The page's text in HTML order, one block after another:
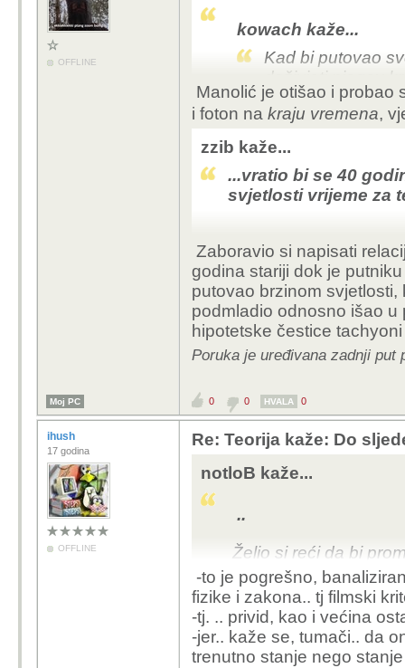
OFFLINE
kowach kaže...
Kad bi putovao
doživjeti njegov
Ne vjerujem da bi
Manolić je otišao i probao
i foton na kraju vremena,
zzib kaže...
...vratio bi se 40
svjetlosti vrijeme za
Zaboravio si napisati
godina stariji dok je
putovao brzinom
podmladio odnosno išao
hipotetske čestice
Poruka je uređivana zadnji put
Moj PC 0 0 HVALA 0
ihush
17 godina
OFFLINE
Re: Teorija kaže: Do
notloB kaže...
..
Želio si reći da bi
stariji dok je putniku
putovao brzinom
se podmladio
hipotetske čestice
-to je pogrešno,
fizike i zakona.. tj filmski
-tj. .. privid, kao i većina
-jer.. kaže se, tumači.. da
trenutno stanje nego